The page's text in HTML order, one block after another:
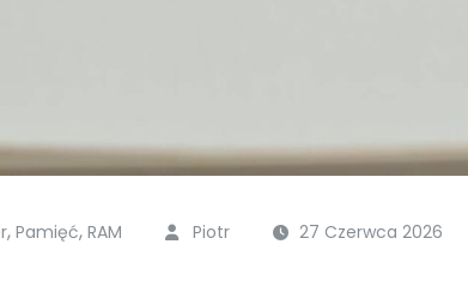
, Pamięć, RAM Piotr 27 Czerwca 2026